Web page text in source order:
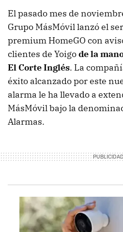
El pasado mes de
Grupo MásMóvil lanzó el
premium HomeGO con
clientes de Yoigode la
El Corte Inglés. La
éxito alcanzado por este
alarma le ha llevado a
MásMóvil bajo la
Alarmas.